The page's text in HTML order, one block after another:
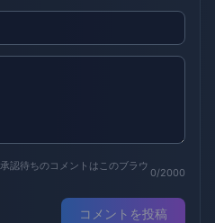
認待ちのコメントはこのブラウ
0/2000
コメントを投稿